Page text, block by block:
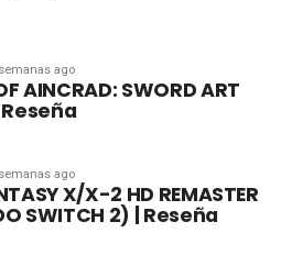
ago
AINCRAD: SWORD ART
Reseña
ago
X/X-2 HD REMASTER
SWITCH 2) | Reseña